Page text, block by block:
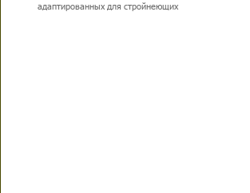
адаптированных для стройнеющих